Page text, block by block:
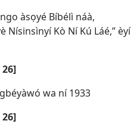
àsọyé Bíbélì náà,
Nísinsìnyí Kò Ní Kú Láé,” èyí
wa ní 1933